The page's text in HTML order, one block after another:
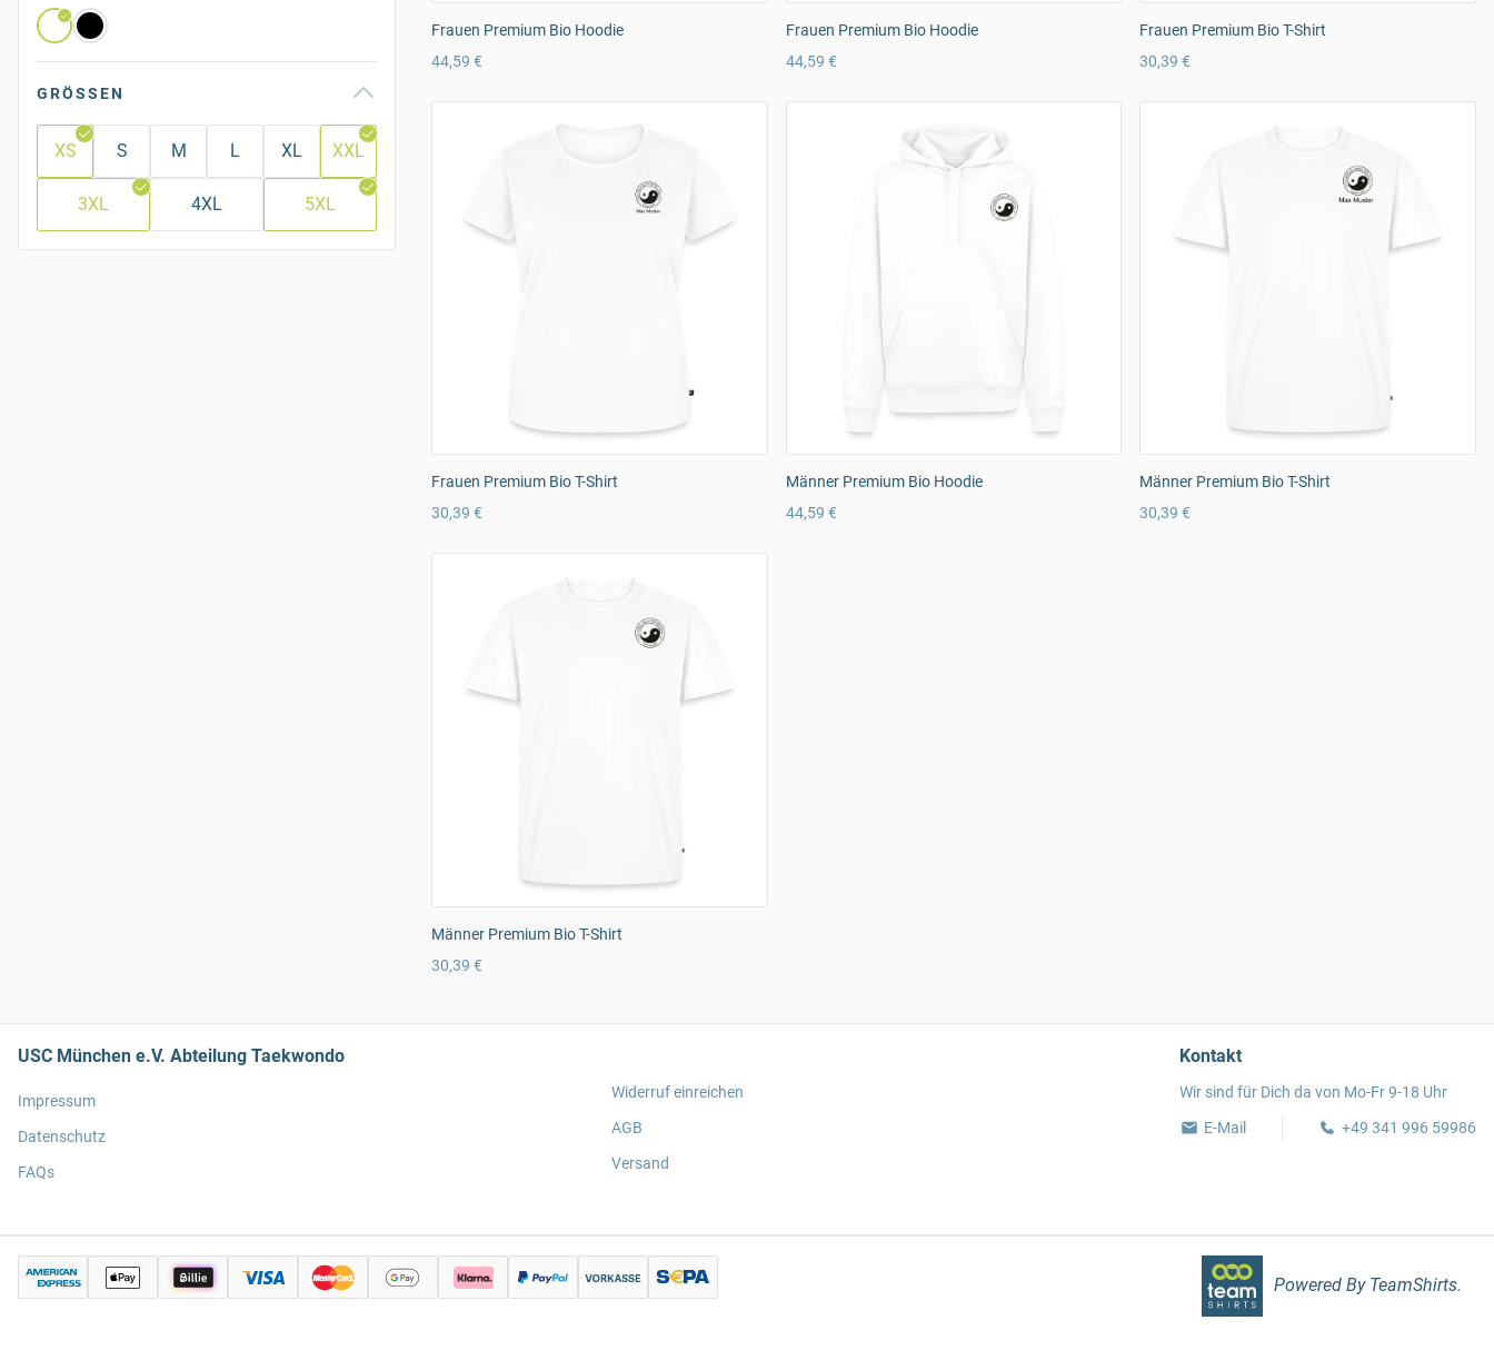
GRÖSSEN
XS S M L XL XXL
3XL 4XL 5XL
Frauen Premium Bio Hoodie
44,59 €
Frauen Premium Bio Hoodie
44,59 €
Frauen Premium Bio T-Shirt
30,39 €
Frauen Premium Bio T-Shirt
30,39 €
Männer Premium Bio Hoodie
44,59 €
Männer Premium Bio T-Shirt
30,39 €
Männer Premium Bio T-Shirt
30,39 €
USC München e.V. Abteilung Taekwondo
Impressum
Datenschutz
FAQs
Widerruf einreichen
AGB
Versand
Kontakt
Wir sind für Dich da von Mo-Fr 9-18 Uhr
E-Mail
+49 341 996 59986
Powered By TeamShirts.